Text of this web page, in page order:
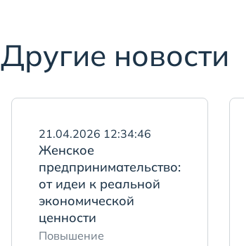
Другие новости
21.04.2026 12:34:46
Женское
предпринимательство:
от идеи к реальной
экономической
ценности
Повышение